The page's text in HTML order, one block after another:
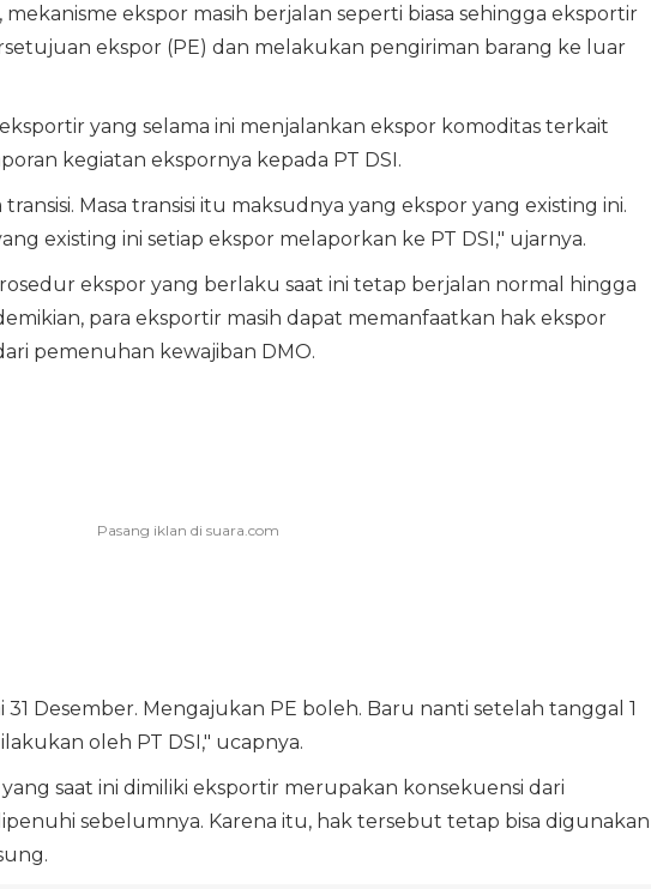
ekspor masih berjalan seperti biasa sehingga eksportir
ekspor (PE) dan melakukan pengiriman barang ke luar
yang selama ini menjalankan ekspor komoditas terkait
kegiatan ekspornya kepada PT DSI.
Masa transisi itu maksudnya yang ekspor yang existing ini.
existing ini setiap ekspor melaporkan ke PT DSI," ujarnya.
ekspor yang berlaku saat ini tetap berjalan normal hingga
para eksportir masih dapat memanfaatkan hak ekspor
pemenuhan kewajiban DMO.
31 Desember. Mengajukan PE boleh. Baru nanti setelah tanggal 1
oleh PT DSI," ucapnya.
saat ini dimiliki eksportir merupakan konsekuensi dari
sebelumnya. Karena itu, hak tersebut tetap bisa digunakan